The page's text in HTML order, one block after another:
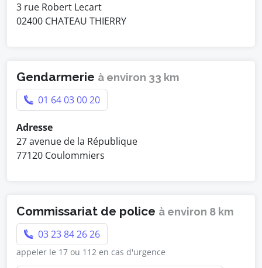
3 rue Robert Lecart
02400 CHATEAU THIERRY
Gendarmerie à environ 33 km
01 64 03 00 20
Adresse
27 avenue de la République
77120 Coulommiers
Commissariat de police à environ 8 km
03 23 84 26 26
appeler le 17 ou 112 en cas d'urgence